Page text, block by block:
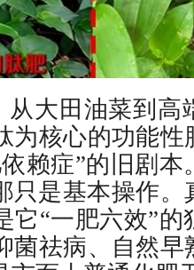
从大田油菜到高
为核心的功能性
赖症”的旧剧
是基本操作。
它“一肥六效”
菌祛病、自然早